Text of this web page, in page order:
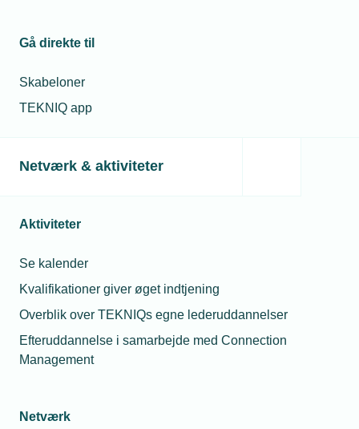
Gå direkte til
Skabeloner
TEKNIQ app
Netværk & aktiviteter
Aktiviteter
Se kalender
Kvalifikationer giver øget indtjening
Overblik over TEKNIQs egne lederuddannelser
Efteruddannelse i samarbejde med Connection
Management
Netværk
Relaterede nyheder
SIF opretter
vinder stor
ordre på
ladestandere
20. jul. 2022
mangler opgaver?